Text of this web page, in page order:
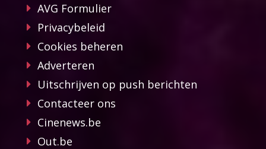
AVG Formulier
Privacybeleid
Cookies beheren
Adverteren
Uitschrijven op push berichten
Contacteer ons
Cinenews.be
Out.be